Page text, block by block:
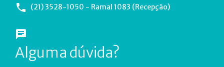
(21) 3528-1050 - Ramal 1083 (Recepção)
Alguma dúvida?